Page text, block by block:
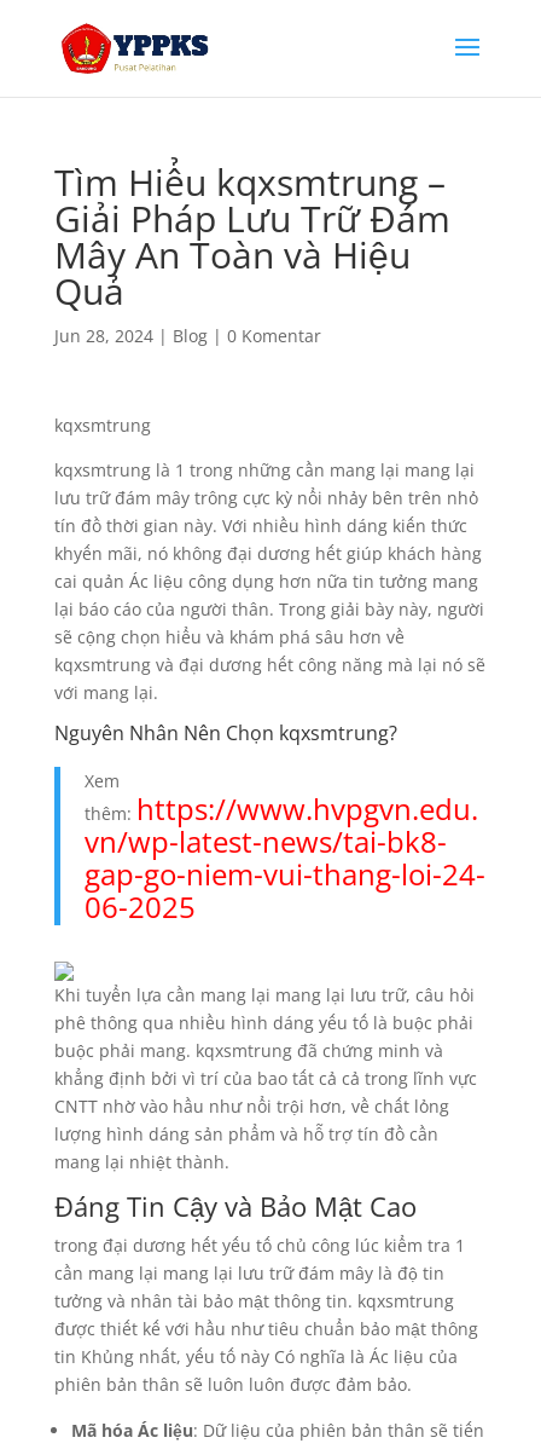
Tìm Hiểu kqxsmtrung –
Giải Pháp Lưu Trữ Đám
Mây An Toàn và Hiệu
Quả
Jun 28, 2024| Blog| 0 Komentar
kqxsmtrung
kqxsmtrung là 1 trong những cần mang lại mang lại
lưu trữ đám mây trông cực kỳ nổi nhảy bên trên nhỏ
tín đồ thời gian này. Với nhiều hình dáng kiến thức
khyến mãi, nó không đại dương hết giúp khách hàng
cai quản Ác liệu công dụng hơn nữa tin tưởng mang
lại báo cáo của người thân. Trong giải bày này, người
sẽ cộng chọn hiểu và khám phá sâu hơn về
kqxsmtrung và đại dương hết công năng mà lại nó sẽ
với mang lại.
Nguyên Nhân Nên Chọn kqxsmtrung?
Xem
thêm: https://www.hvpgvn.edu.
vn/wp-latest-news/tai-bk8-
gap-go-niem-vui-thang-loi-24-
06-2025
Khi tuyển lựa cần mang lại mang lại lưu trữ, câu hỏi
phê thông qua nhiều hình dáng yếu tố là buộc phải
buộc phải mang. kqxsmtrung đã chứng minh và
khẳng định bởi vì trí của bao tất cả cả trong lĩnh vực
CNTT nhờ vào hầu như nổi trội hơn, về chất lỏng
lượng hình dáng sản phẩm và hỗ trợ tín đồ cần
mang lại nhiệt thành.
Đáng Tin Cậy và Bảo Mật Cao
trong đại dương hết yếu tố chủ công lúc kiểm tra 1
cần mang lại mang lại lưu trữ đám mây là độ tin
tưởng và nhân tài bảo mật thông tin. kqxsmtrung
được thiết kế với hầu như tiêu chuẩn bảo mật thông
tin Khủng nhất, yếu tố này Có nghĩa là Ác liệu của
phiên bản thân sẽ luôn luôn được đảm bảo.
Mã hóa Ác liệu: Dữ liệu của phiên bản thân sẽ tiến